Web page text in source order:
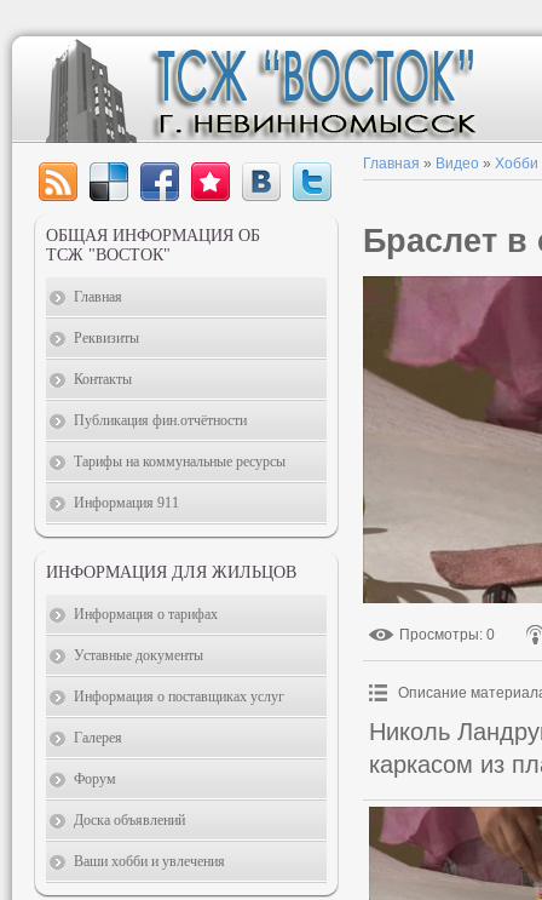
Главная » Видео » Хобби
Браслет в
Просмотры: 0
Описание
Николь
каркасом из
ОБЩАЯ ИНФОРМАЦИЯ ОБ
ТСЖ "ВОСТОК"
Главная
Реквизиты
Контакты
Публикация фин.отчётности
Тарифы на коммунальные ресурсы
Информация 911
ИНФОРМАЦИЯ ДЛЯ ЖИЛЬЦОВ
Информация о тарифах
Уставные документы
Информация о поставщиках услуг
Галерея
Форум
Доска объявлений
Ваши хобби и увлечения